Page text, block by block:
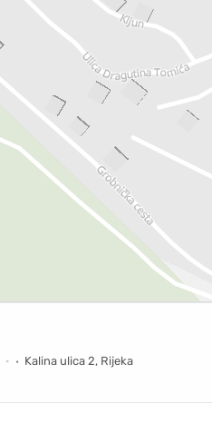
Kalina ulica 2, Rijeka